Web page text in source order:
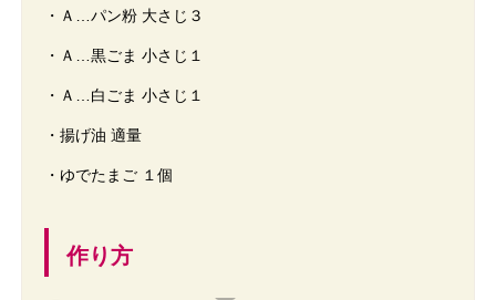
・Ａ…パン粉 大さじ３
・Ａ…黒ごま 小さじ１
・Ａ…白ごま 小さじ１
・揚げ油 適量
・ゆでたまご １個
作り方